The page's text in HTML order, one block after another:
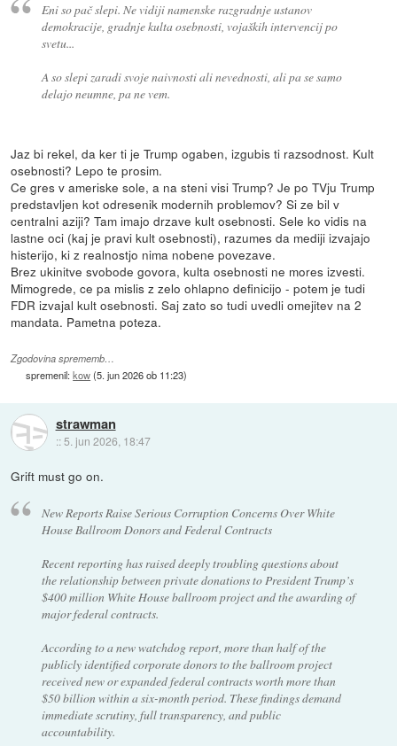
Eni so pač slepi. Ne vidiji namenske razgradnje ustanov
demokracije, gradnje kulta osebnosti, vojaških intervencij po
svetu...
A so slepi zaradi svoje naivnosti ali nevednosti, ali pa se samo
delajo neumne, pa ne vem.
Jaz bi rekel, da ker ti je Trump ogaben, izgubis ti razsodnost. Kult
osebnosti? Lepo te prosim.
Ce gres v ameriske sole, a na steni visi Trump? Je po TVju Trump
predstavljen kot odresenik modernih problemov? Si ze bil v
centralni aziji? Tam imajo drzave kult osebnosti. Sele ko vidis na
lastne oci (kaj je pravi kult osebnosti), razumes da mediji izvajajo
histerijo, ki z realnostjo nima nobene povezave.
Brez ukinitve svobode govora, kulta osebnosti ne mores izvesti.
Mimogrede, ce pa mislis z zelo ohlapno definicijo - potem je tudi
FDR izvajal kult osebnosti. Saj zato so tudi uvedli omejitev na 2
mandata. Pametna poteza.
Zgodovina sprememb…
spremenil:kow(5. jun 2026 ob 11:23)
strawman
:: 5. jun 2026, 18:47
Grift must go on.
New Reports Raise Serious Corruption Concerns Over White
House Ballroom Donors and Federal Contracts
Recent reporting has raised deeply troubling questions about
the relationship between private donations to President Trump’s
$400 million White House ballroom project and the awarding of
major federal contracts.
According to a new watchdog report, more than half of the
publicly identified corporate donors to the ballroom project
received new or expanded federal contracts worth more than
$50 billion within a six-month period. These findings demand
immediate scrutiny, full transparency, and public
accountability.